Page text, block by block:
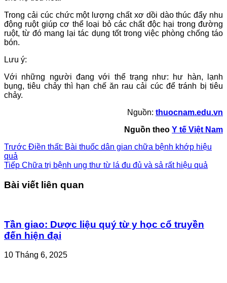
Trong cải cúc chức một lượng chất xơ dồi dào thúc đẩy nhu
động ruột giúp cơ thể loại bỏ các chất độc hại trong đường
ruột, từ đó mang lại tác dụng tốt trong việc phòng chống táo
bón.
Lưu ý:
Với những người đang với thể trạng như: hư hàn, lạnh
bụng, tiêu chảy thì hạn chế ăn rau cải cúc để tránh bị tiêu
chảy.
Nguồn: thuocnam.edu.vn
Nguồn theo Y tế Việt Nam
Trước Điền thất: Bài thuốc dân gian chữa bệnh khớp hiệu
quả
Tiếp Chữa trị bệnh ung thư từ lá đu đủ và sả rất hiệu quả
Bài viết liên quan
Tần giao: Dược liệu quý từ y học cổ truyền
đến hiện đại
10 Tháng 6, 2025